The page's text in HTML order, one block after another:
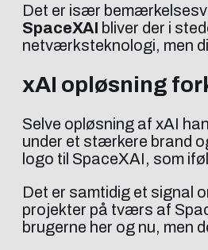
Det er især
SpaceXAI bliver der i
netværksteknologi, men
xAI opløsning
Selve opløsning af xAI
under et stærkere brand
logo til SpaceXAI, som
Det er samtidig et signal
projekter på tværs af
brugerne her og nu, men